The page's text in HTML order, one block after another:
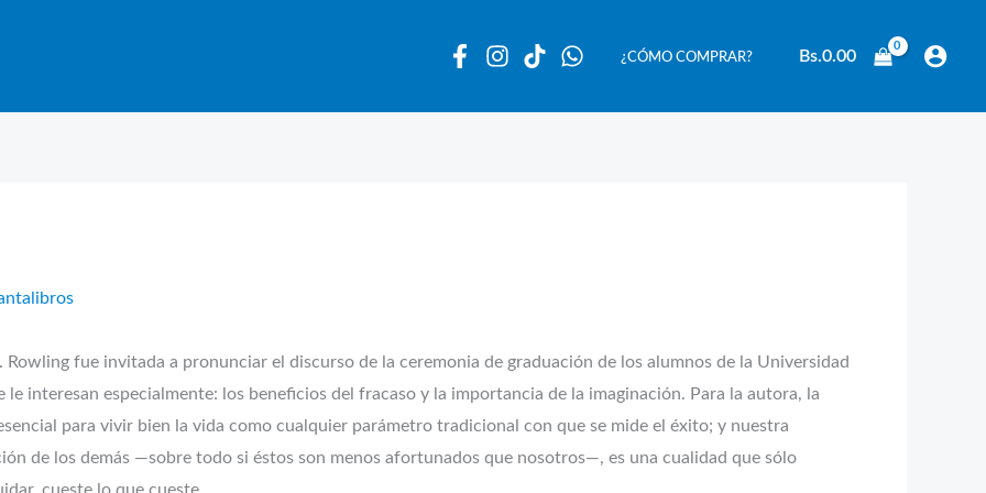
¿CÓMO COMPRAR? Bs.0.00
Rowling fue invitada a pronunciar el discurso de la ceremonia de graduación de los alumnos de la Universidad
interesan especialmente: los beneficios del fracaso y la importancia de la imaginación. Para la autora, la
para vivir bien la vida como cualquier parámetro tradicional con que se mide el éxito; y nuestra
de los demás —sobre todo si éstos son menos afortunados que nosotros—, es una cualidad que sólo